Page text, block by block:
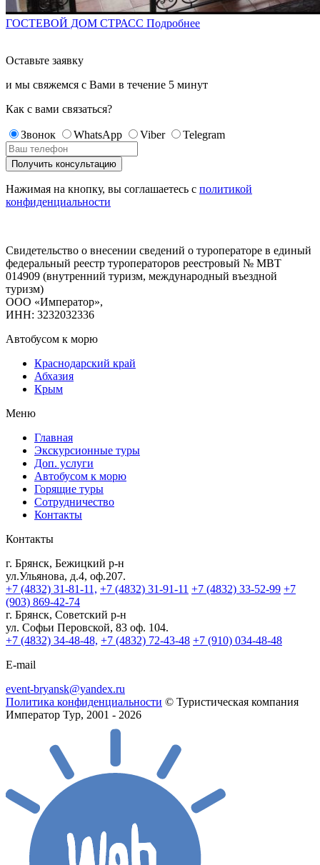
ГОСТЕВОЙ ДОМ СТРАСС Подробнее
Оставьте заявку
и мы свяжемся с Вами в течение 5 минут
Как с вами связаться?
Звонок WhatsApp Viber Telegram
Нажимая на кнопку, вы соглашаетесь с политикой
конфиденциальности
Свидетельство о внесении сведений о туроператоре в единый
федеральный реестр туроператоров реестровый № МВТ
014909 (внутренний туризм, международный въездной
туризм)
ООО «Император»,
ИНН: 3232032336
Автобусом к морю
Краснодарский край
Абхазия
Крым
Меню
Главная
Экскурсионные туры
Доп. услуги
Автобусом к морю
Горящие туры
Сотрудничество
Контакты
Контакты
г. Брянск, Бежицкий р-н
ул.Ульянова, д.4, оф.207.
+7 (4832) 31-81-11, +7 (4832) 31-91-11 +7 (4832) 33-52-99 +7
(903) 869-42-74
г. Брянск, Советский р-н
ул. Софьи Перовской, 83 оф. 104.
+7 (4832) 34-48-48, +7 (4832) 72-43-48 +7 (910) 034-48-48
E-mail
event-bryansk@yandex.ru
Политика конфиденциальности © Туристическая компания
Император Тур, 2001 - 2026